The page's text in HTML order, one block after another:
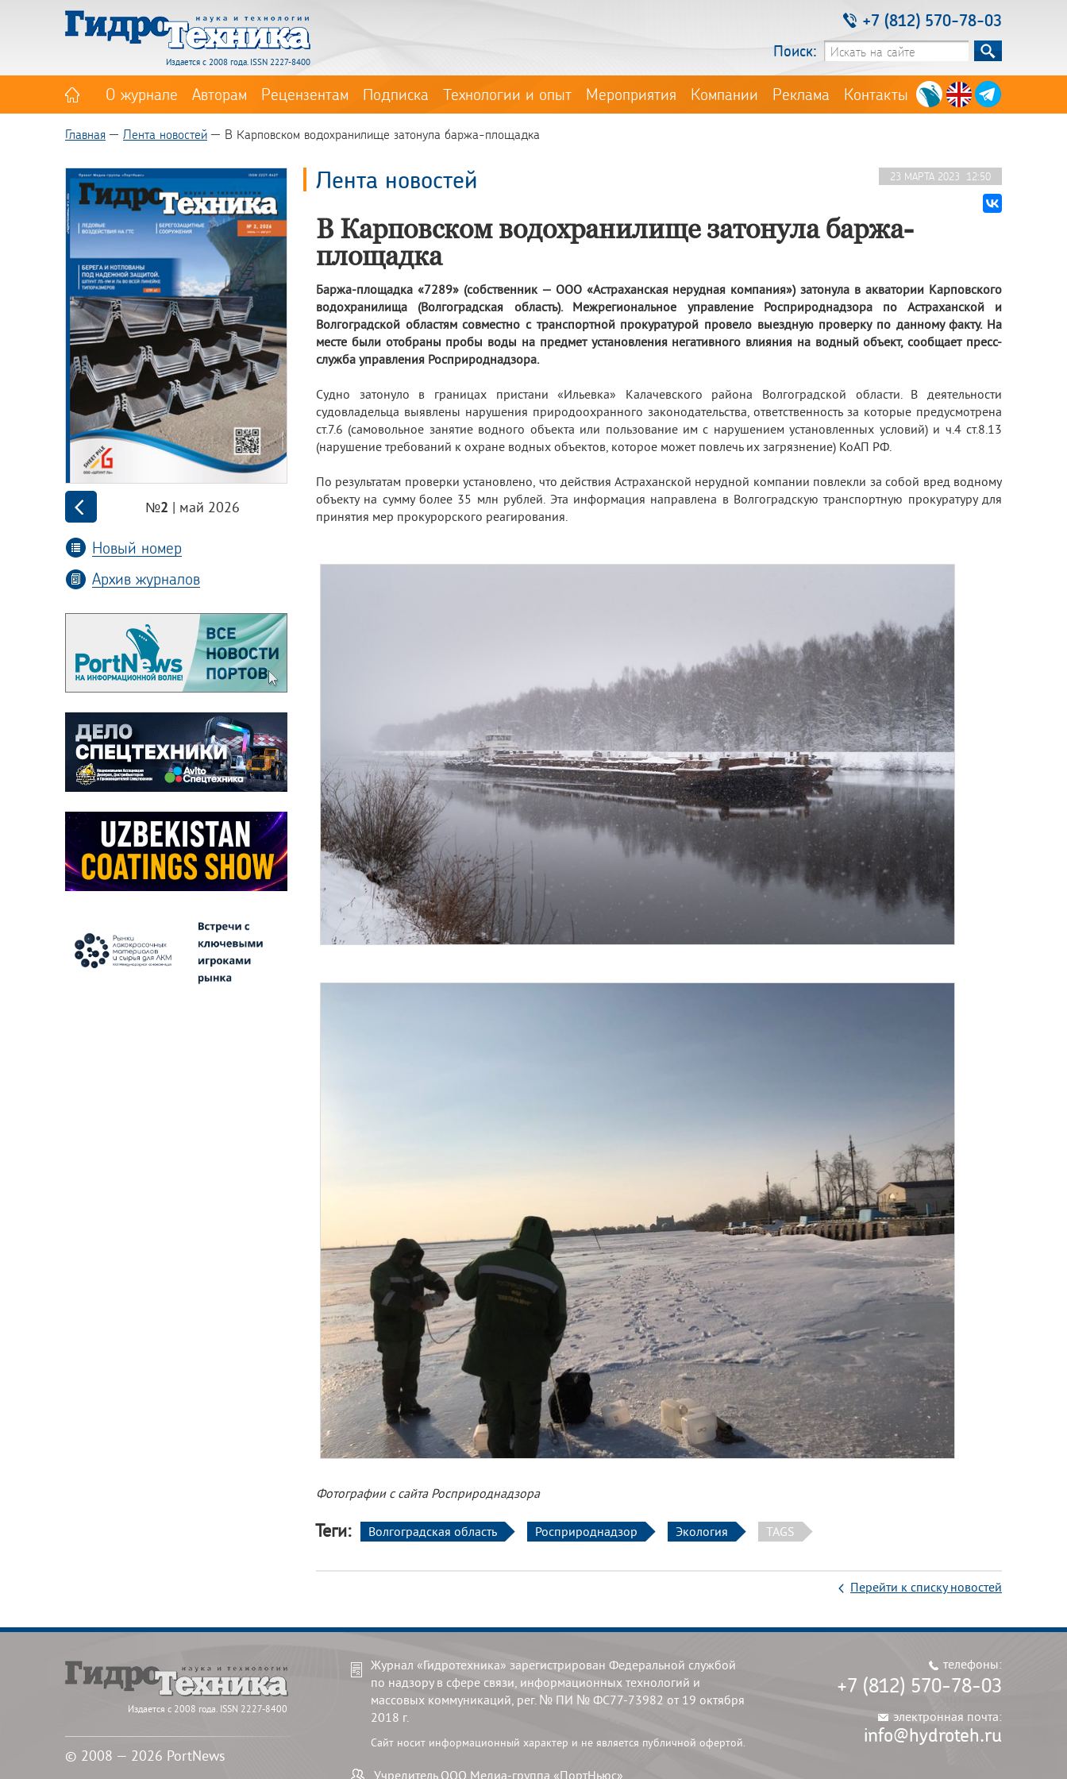
Издается с 2008 года. ISSN 2227-8400
+7 (812) 570-78-03
Поиск:
О журнале Авторам Рецензентам Подписка Технологии и опыт Мероприятия Компании Реклама Контакты
Главная Лента новостей В Карповском водохранилище затонула баржа-площадка
№2 | май 2026
Новый номер
Архив журналов
23 МАРТА 2023 12:50
Лента новостей
В Карповском водохранилище затонула баржа-
площадка
Баржа-площадка «7289» (собственник — ООО «Астраханская нерудная компания») затонула в акватории Карповского
водохранилища (Волгоградская область). Межрегиональное управление Росприроднадзора по Астраханской и
Волгоградской областям совместно с транспортной прокуратурой провело выездную проверку по данному факту. На
месте были отобраны пробы воды на предмет установления негативного влияния на водный объект, сообщает пресс-
служба управления Росприроднадзора.
Судно затонуло в границах пристани «Ильевка» Калачевского района Волгоградской области. В деятельности
судовладельца выявлены нарушения природоохранного законодательства, ответственность за которые предусмотрена
ст.7.6 (самовольное занятие водного объекта или пользование им с нарушением установленных условий) и ч.4 ст.8.13
(нарушение требований к охране водных объектов, которое может повлечь их загрязнение) КоАП РФ.
По результатам проверки установлено, что действия Астраханской нерудной компании повлекли за собой вред водному
объекту на сумму более 35 млн рублей. Эта информация направлена в Волгоградскую транспортную прокуратуру для
принятия мер прокурорского реагирования.
Фотографии с сайта Росприроднадзора
Теги: Волгоградская область Росприроднадзор Экология TAGS
Перейти к списку новостей
Издается с 2008 года. ISSN 2227-8400
© 2008 — 2026 PortNews
Журнал «Гидротехника» зарегистрирован Федеральной службой
по надзору в сфере связи, информационных технологий и
массовых коммуникаций, рег. № ПИ № ФС77-73982 от 19 октября
2018 г.
Сайт носит информационный характер и не является публичной офертой.
Учредитель ООО Медиа-группа «ПортНьюс»
телефоны:
+7 (812) 570-78-03
электронная почта:
info@hydroteh.ru